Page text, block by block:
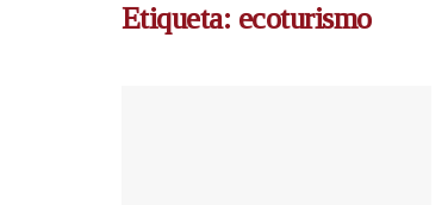
Etiqueta: ecoturismo